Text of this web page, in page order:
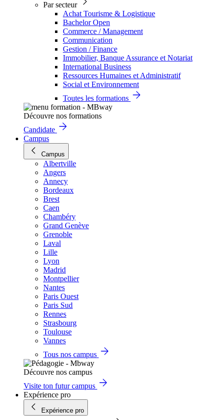
Par secteur
Achat Tourisme & Logistique
Bachelor Open
Commerce / Management
Communication
Gestion / Finance
Immobilier, Banque Assurance et Notariat
International Business
Ressources Humaines et Administratif
Social et Environnement
Toutes les formations
Découvre nos formations
Candidate
Campus
Campus
Albertville
Angers
Annecy
Bordeaux
Brest
Caen
Chambéry
Grand Genève
Grenoble
Laval
Lille
Lyon
Madrid
Montpellier
Nantes
Paris Ouest
Paris Sud
Rennes
Strasbourg
Toulouse
Vannes
Tous nos campus
Découvre nos campus
Visite ton futur campus
Expérience pro
Expérience pro